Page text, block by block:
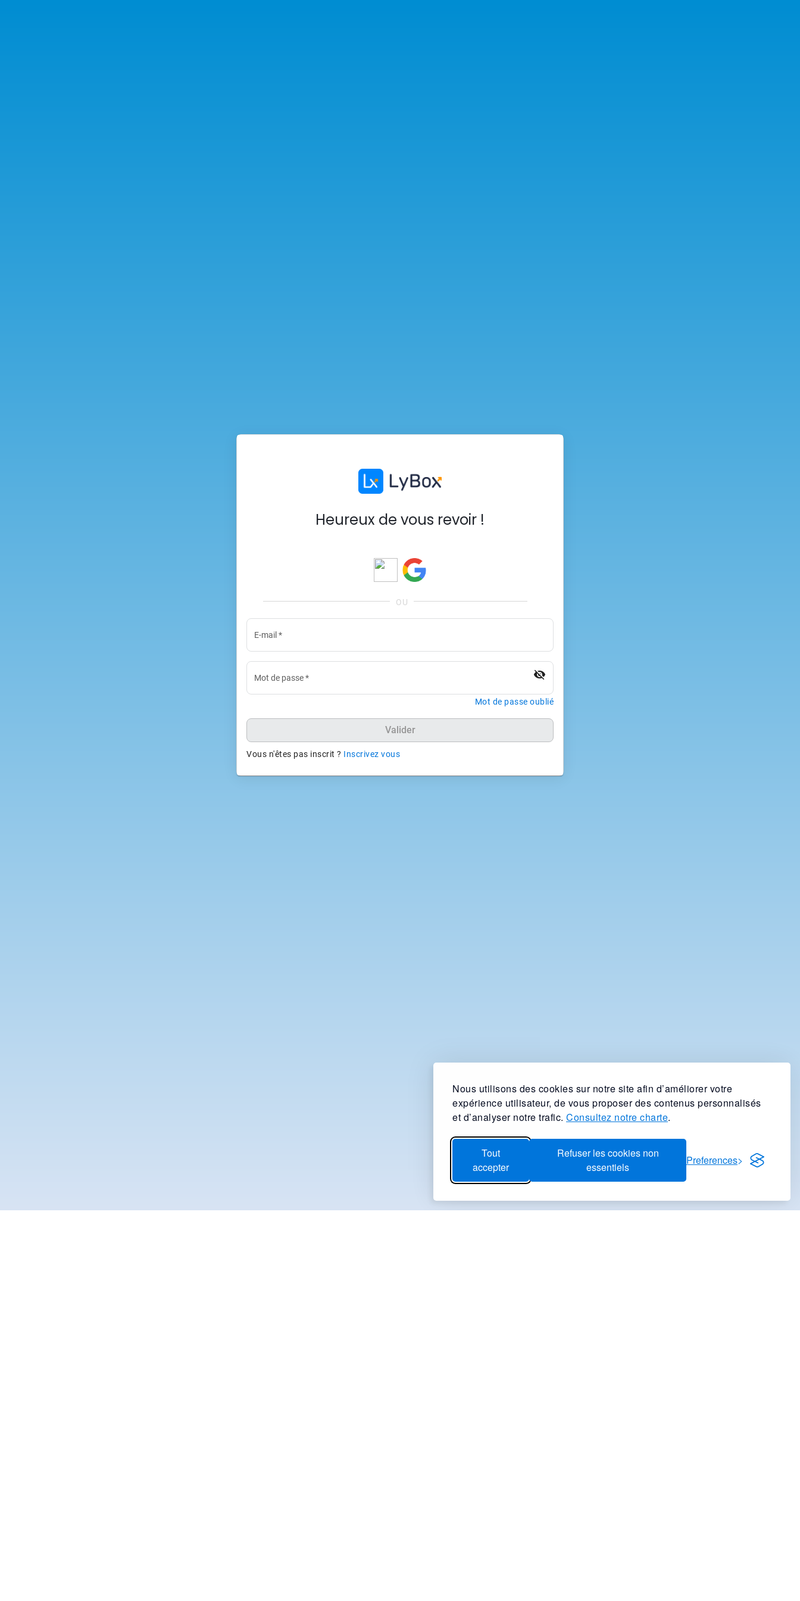
Nous utilisons des cookies sur notre site afin d’améliorer votre
expérience utilisateur, de vous proposer des contenus personnalisés
et d’analyser notre trafic. Consultez notre charte.
Tout
accepter
Refuser les cookies non
essentiels
Preferences
Heureux de vous revoir !
E-mail *
Mot de passe* visibility_off
Mot de passe oublié
Valider
Vous n'êtes pas inscrit ? Inscrivez vous